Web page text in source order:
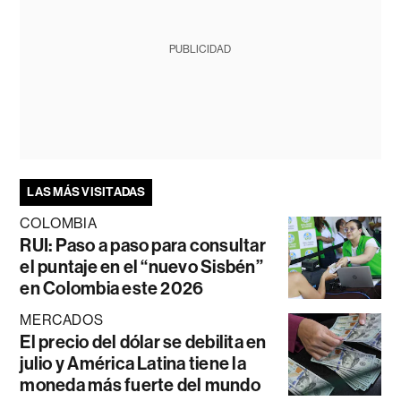
PUBLICIDAD
LAS MÁS VISITADAS
COLOMBIA
RUI: Paso a paso para consultar
el puntaje en el “nuevo Sisbén”
en Colombia este 2026
MERCADOS
El precio del dólar se debilita en
julio y América Latina tiene la
moneda más fuerte del mundo